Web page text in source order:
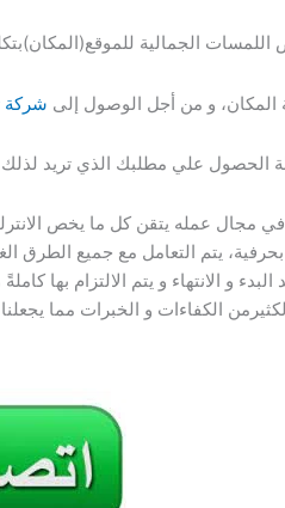
الجمالية
المكان، و من أجل الوصول إلى شركة
الحصول علي مطلبك الذي تريد
مجال عمله يتقن كل ما يخص
يتم التعامل مع جميع الطرق
و الانتهاء و يتم الالتزام بها
الكفاءات و الخبرات مما